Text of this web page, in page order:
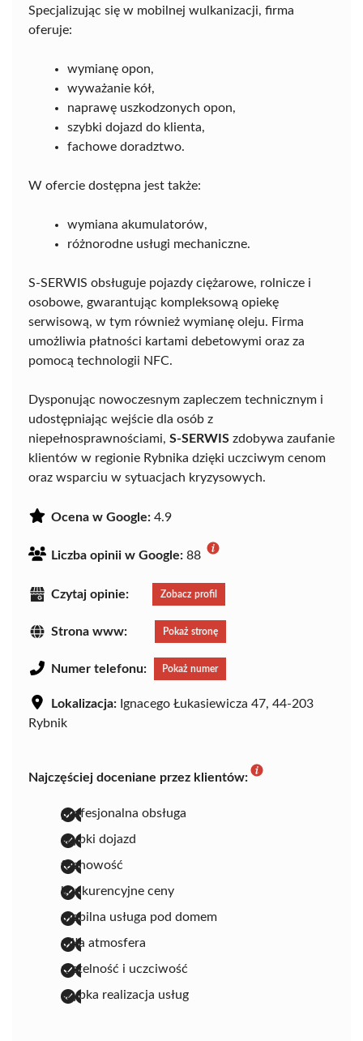
Specjalizując się w mobilnej wulkanizacji, firma
oferuje:
wymianę opon,
wyważanie kół,
naprawę uszkodzonych opon,
szybki dojazd do klienta,
fachowe doradztwo.
W ofercie dostępna jest także:
wymiana akumulatorów,
różnorodne usługi mechaniczne.
S-SERWIS obsługuje pojazdy ciężarowe, rolnicze i
osobowe, gwarantując kompleksową opiekę
serwisową, w tym również wymianę oleju. Firma
umożliwia płatności kartami debetowymi oraz za
pomocą technologii NFC.
Dysponując nowoczesnym zapleczem technicznym i
udostępniając wejście dla osób z
niepełnosprawnościami, S-SERWIS zdobywa zaufanie
klientów w regionie Rybnika dzięki uczciwym cenom
oraz wsparciu w sytuacjach kryzysowych.
Ocena w Google: 4.9
Liczba opinii w Google: 88
Czytaj opinie: Zobacz profil
Strona www: Pokaż stronę
Numer telefonu: Pokaż numer
Lokalizacja: Ignacego Łukasiewicza 47, 44-203
Rybnik
Najczęściej doceniane przez klientów:
profesjonalna obsługa
szybki dojazd
fachowość
konkurencyjne ceny
mobilna usługa pod domem
miła atmosfera
rzetelność i uczciwość
szybka realizacja usług